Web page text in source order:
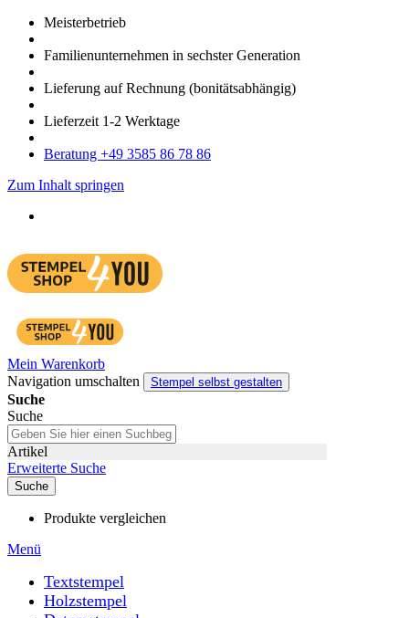
Meister­betrieb
Familien­unter­nehmen in sechster Gene­ration
Lieferung auf Rech­nung (bonitätsabhängig)
Liefer­zeit 1-2 Werk­tage
Bera­tung +49 3585 86 78 86
Zum Inhalt springen
Mein Warenkorb
Navigation umschalten
Stempel selbst gestalten
Suche
Suche
Artikel
Erweiterte Suche
Suche
Produkte vergleichen
Menü
Textstempel
Holzstempel